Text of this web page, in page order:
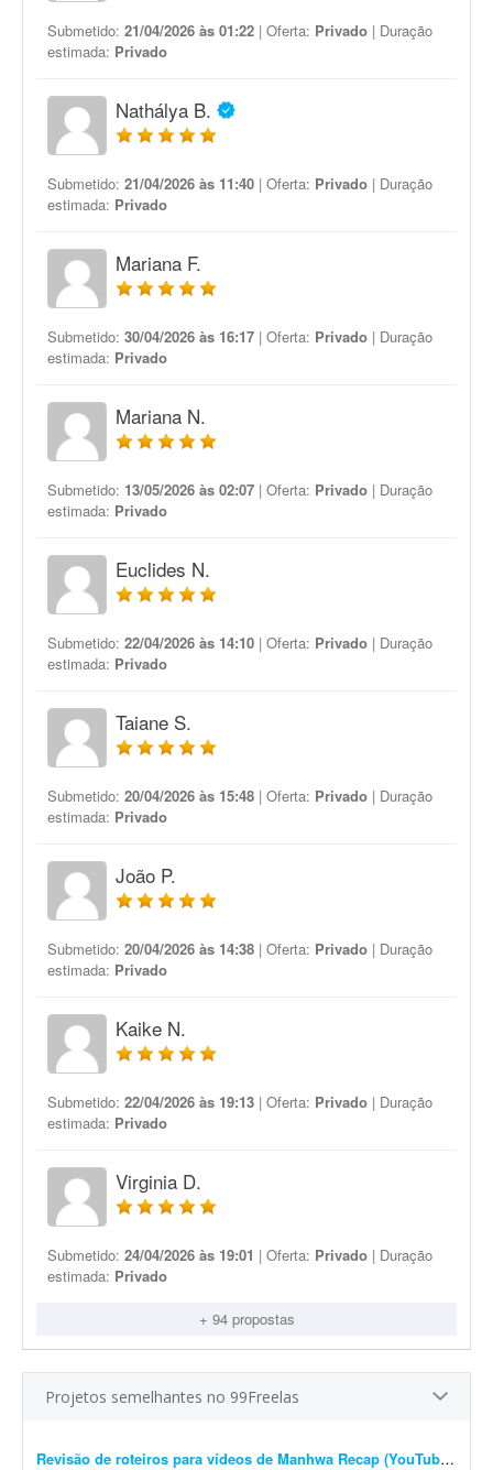
Submetido: 21/04/2026 às 01:22 | Oferta: Privado | Duração
estimada: Privado
Nathálya B.
Submetido: 21/04/2026 às 11:40 | Oferta: Privado | Duração
estimada: Privado
Mariana F.
Submetido: 30/04/2026 às 16:17 | Oferta: Privado | Duração
estimada: Privado
Mariana N.
Submetido: 13/05/2026 às 02:07 | Oferta: Privado | Duração
estimada: Privado
Euclides N.
Submetido: 22/04/2026 às 14:10 | Oferta: Privado | Duração
estimada: Privado
Taiane S.
Submetido: 20/04/2026 às 15:48 | Oferta: Privado | Duração
estimada: Privado
João P.
Submetido: 20/04/2026 às 14:38 | Oferta: Privado | Duração
estimada: Privado
Kaike N.
Submetido: 22/04/2026 às 19:13 | Oferta: Privado | Duração
estimada: Privado
Virginia D.
Submetido: 24/04/2026 às 19:01 | Oferta: Privado | Duração
estimada: Privado
+ 94 propostas
Projetos semelhantes no 99Freelas
Revisão de roteiros para vídeos de Manhwa Recap (YouTube)-